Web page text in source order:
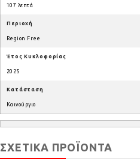
107 λεπτά
Περιοχή
Region Free
Έτος Κυκλοφορίας
2025
Κατάσταση
Καινούργιο
ΣΧΕΤΙΚΆ ΠΡΟΪΌΝΤΑ